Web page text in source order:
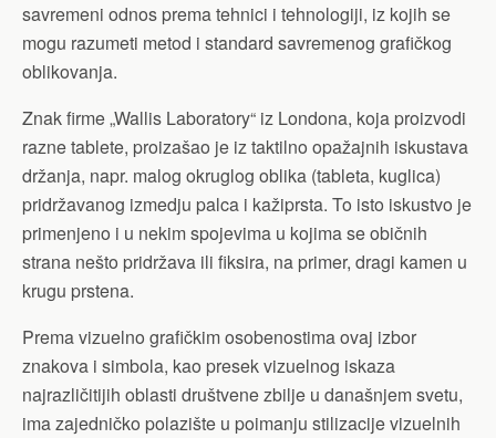
savremeni odnos prema tehnici i tehnologiji, iz kojih se
mogu razumeti metod i standard savremenog grafičkog
oblikovanja.
Znak firme „Wallis Laboratory“ iz Londona, koja proizvodi
razne tablete, proizašao je iz taktilno opažajnih iskustava
držanja, napr. malog okruglog oblika (tableta, kuglica)
pridržavanog izmedju palca i kažiprsta. To isto iskustvo je
primenjeno i u nekim spojevima u kojima se običnih
strana nešto pridržava ili fiksira, na primer, dragi kamen u
krugu prstena.
Prema vizuelno grafičkim osobenostima ovaj izbor
znakova i simbola, kao presek vizuelnog iskaza
najrazličitijih oblasti društvene zbilje u današnjem svetu,
ima zajedničko polazište u poimanju stilizacije vizuelnih